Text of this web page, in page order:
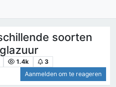
soorten
1.4k
3
Aanmelden om te reageren